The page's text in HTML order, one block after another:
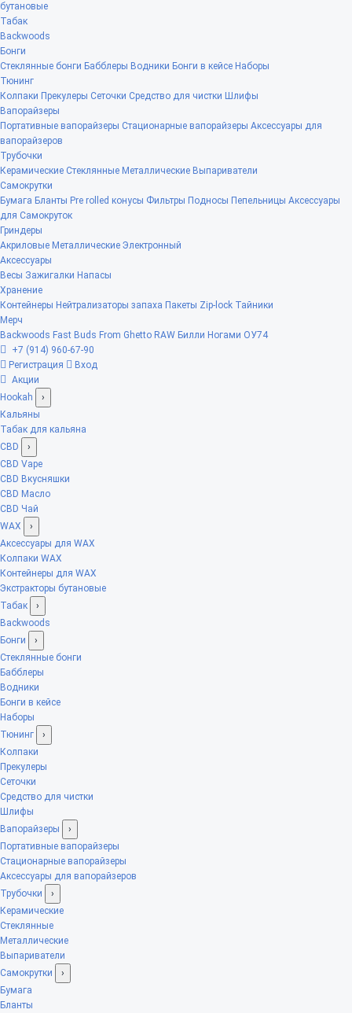
бутановые
Табак
Backwoods
Бонги
Стеклянные бонги Бабблеры Водники Бонги в кейсе Наборы
Тюнинг
Колпаки Прекулеры Сеточки Средство для чистки Шлифы
Вапорайзеры
Портативные вапорайзеры Стационарные вапорайзеры Аксессуары для
вапорайзеров
Трубочки
Керамические Стеклянные Металлические Выпариватели
Самокрутки
Бумага Бланты Pre rolled конусы Фильтры Подносы Пепельницы Аксессуары
для Самокруток
Гриндеры
Акриловые Металлические Электронный
Аксессуары
Весы Зажигалки Напасы
Хранение
Контейнеры Нейтрализаторы запаха Пакеты Zip-lock Тайники
Мерч
Backwoods Fast Buds From Ghetto RAW Билли Ногами ОУ74
+7 (914) 960-67-90
Регистрация
Вход
Акции
Hookah
›
Кальяны
Табак для кальяна
CBD
›
CBD Vape
CBD Вкусняшки
CBD Масло
CBD Чай
WAX
›
Аксессуары для WAX
Колпаки WAX
Контейнеры для WAX
Экстракторы бутановые
Табак
›
Backwoods
Бонги
›
Стеклянные бонги
Бабблеры
Водники
Бонги в кейсе
Наборы
Тюнинг
›
Колпаки
Прекулеры
Сеточки
Средство для чистки
Шлифы
Вапорайзеры
›
Портативные вапорайзеры
Стационарные вапорайзеры
Аксессуары для вапорайзеров
Трубочки
›
Керамические
Стеклянные
Металлические
Выпариватели
Самокрутки
›
Бумага
Бланты